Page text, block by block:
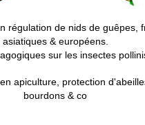
régulation de nids de guêpes,
asiatiques & européens.
sur les insectes
apiculture, protection
bourdons & co